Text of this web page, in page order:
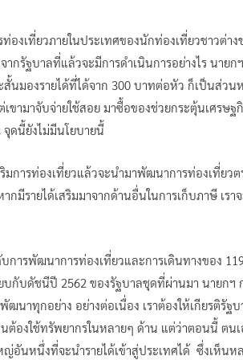
องเที่ยวภายในประเทศของนักท่องเที่ยวชาวต่าง
กรัฐบาลที่แล้วจะมีการดำเนินการอย่างไร นายก
สั้นมองรายได้ที่ได้จาก 300 บาทต่อหัว ก็เป็นส่ว
เขามาจับจ่ายใช้สอย มาซื้อของช่วยกระตุ้นเศรษฐ
ดนี้ยังไม่มีนโยบายนี้
ารท่องเที่ยวแล้วจะนำมาพัฒนาการท่องเที่ยวต
มีรายได้เสริมมาจากด้านอื่นในการเก็บภาษี เรา
การพัฒนาการท่องเที่ยวและการเดินทางของ
กับดัชนีปี 2562 ของรัฐบาลชุดที่ผ่านมา นายกฯ
นาทุกอย่าง อย่างต่อเนื่อง เราต้องให้เกียรติรัฐบ
ต้องใช้ทรัพยากรในหลายๆ ด้าน แต่ว่าตอนนี้ ตน
ญ่อันหนึ่งที่จะนำรายได้เข้าสู่ประเทศได้ ซึ่งเห็นห